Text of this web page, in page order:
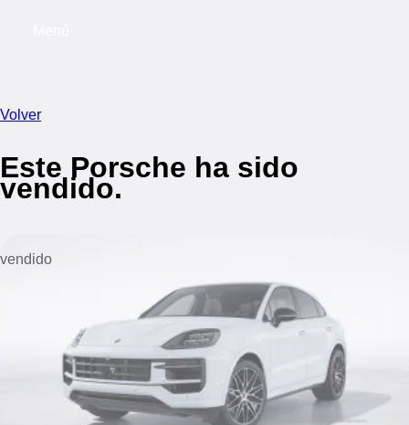
Volver
Este Porsche ha sido
vendido.
vendido